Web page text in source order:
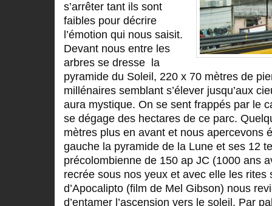
s’arrêter tant ils sont
faibles pour décrire
l’émotion qui nous saisit.
Devant nous entre les
arbres se dresse la
pyramide du Soleil, 220 x 70 mètres de
millénaires semblant s’élever jusqu’aux
aura mystique. On se sent frappés par le
se dégage des hectares de ce parc.
mètres plus en avant et nous apercevons
gauche la pyramide de la Lune et ses 12
précolombienne de 150 ap JC (1000 ans
recrée sous nos yeux et avec elle les rites
d’Apocalipto (film de Mel Gibson) nous
d’entamer l’ascension vers le soleil. Par